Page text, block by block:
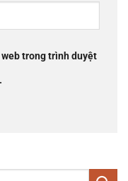
trong trình duyệt